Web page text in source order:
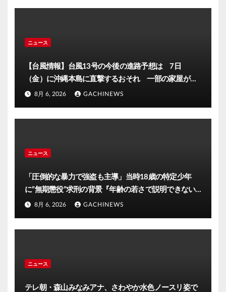
ニュース
【台風情報】台風13号の今後の進路予想は 7日
（金）に沖縄本島に直撃するおそれ 一部の家屋が倒
壊するおそれがある猛烈な風が吹く見込み(FNNプライ
8月 6, 2026 GACHINEWS
ニュース
「圧倒的な暴力で強盗も主導」当時18歳の特定少年
に”無期懲役”求刑の背景『年齢の若さで説明できない
ほど悪質だと検察が判断』＜元裁判官が解説＞全国的
8月 6, 2026 GACHINEWS
ニュース
テレ朝・森山みなみアナ、さわやか水色ノースリ姿で